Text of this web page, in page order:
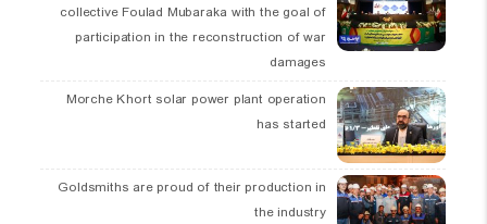
collective Foulad Mubaraka with the goal of
participation in the reconstruction of war
damages
Morche Khort solar power plant operation
has started
Goldsmiths are proud of their production in
the industry